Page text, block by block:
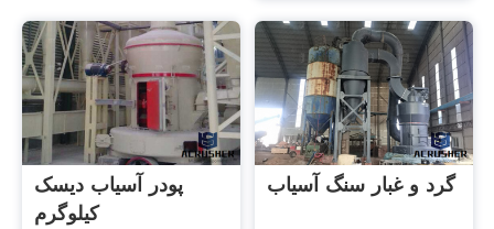
پودر آسیاب دیسک
کیلوگرم
گرد و غبار سنگ آسیاب